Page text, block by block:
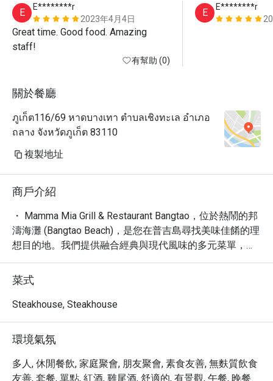
E
E********r
2023年4月4日
Great time. Good food. Amazing
staff!
有幫助 (0)
E
E********r
關於餐廳
ภูเก็ต116/69 หาดบางเทา ตำบลเชิงทะเล อำเภอ
ถลาง จังหวัดภูเก็ต 83110
複製地址
商戶介紹
・ Mamma Mia Grill & Restaurant Bangtao，位於熱鬧的邦
濤海灘 (Bangtao Beach)，是您在普吉島尋找美味佳餚的理
想目的地。我們提供融合經典與現代風味的多元菜單，從
美味的披薩、香嫩的烤扒到道地的泰式料理，應有盡有，
滿足您挑剔的味蕾。餐廳氛圍輕鬆舒適，是您享用早餐、
早午餐、午餐或晚餐的完美選擇。
・ 無論您是獨自旅行、與摯愛同行，或是闔家歡樂，
體驗。餐廳坐擁便利的地理位置，設有室外雅座、外帶及
外送服務，並提供兒童高腳椅與兒童菜單，讓親子用餐更
加輕鬆愉快。我們更提供免費 Wi-Fi，讓您與親友即時分
享美好食光。
菜式
Steakhouse, Steakhouse
環境氣氛
多人, 休閒餐飲, 家庭聚會, 朋友聚會, 素食友善, 無麩質飲食
友善, 套餐, 單點, 紅酒, 雞尾酒, 舒適的, 有景觀, 午餐, 晚餐